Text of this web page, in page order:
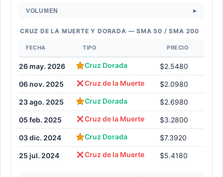
VOLUMEN ▸
CRUZ DE LA MUERTE Y DORADA — SMA 50 / SMA 200
FECHA TIPO PRECIO
26 may. 2026 Cruz Dorada $2.5480
06 nov. 2025 Cruz de la Muerte $2.0980
23 ago. 2025 Cruz Dorada $2.6980
05 feb. 2025 Cruz de la Muerte $3.2800
03 dic. 2024 Cruz Dorada $7.3920
25 jul. 2024 Cruz de la Muerte $5.4180